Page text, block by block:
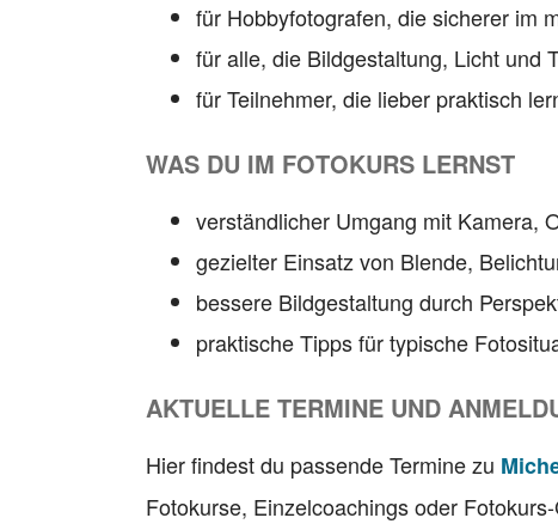
für Hobbyfotografen, die sicherer im
für alle, die Bildgestaltung, Licht und
für Teilnehmer, die lieber praktisch
WAS DU IM FOTOKURS LERNST
verständlicher Umgang mit Kamera,
gezielter Einsatz von Blende,
bessere Bildgestaltung durch
praktische Tipps für typische
AKTUELLE TERMINE UND
Hier findest du passende Termine zu
Fotokurse, Einzelcoachings oder